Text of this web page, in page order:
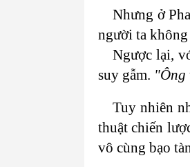
Nhưng ở
người ta không
Ngược lại,
suy gẫm. "Ông
Tuy nhiên
thuật chiến
vô cùng bạo